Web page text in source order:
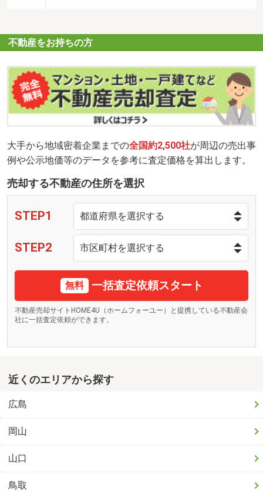
不動産をお持ちの方
大手から地域密着企業までの全国約2,500社が周辺の売出事
例や公示地価等のデータを参考に査定価格を算出します。
売却する不動産の住所を選択
STEP1
STEP2
無料 一括査定依頼スタート
不動産売却サイトHOME4U（ホームフォーユー）と提携している不動産会
社に一括査定依頼ができます。
近くのエリアから探す
広島
岡山
山口
鳥取